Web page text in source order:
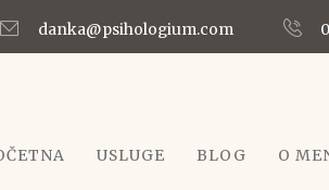
danka@psihologium.com
USLUGE BLOG O